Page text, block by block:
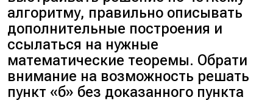
угол $C$ пополам.
Шаг 2. Рассмотри дуги
описанной окружности и
вписанные углы, которые на
алгоритму, правильно описывать
дополнительные построения и
ссылаться на нужные
математические теоремы. Обрати
внимание на возможность решать
пункт «б» без доказанного пункта